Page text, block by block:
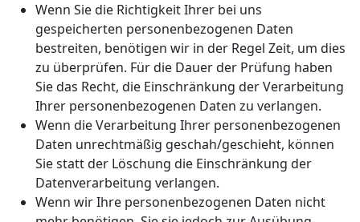
Wenn Sie die Richtigkeit Ihrer bei uns
gespeicherten personenbezogenen Daten
bestreiten, benötigen wir in der Regel Zeit, um dies
zu überprüfen. Für die Dauer der Prüfung haben
Sie das Recht, die Einschränkung der Verarbeitung
Ihrer personenbezogenen Daten zu verlangen.
Wenn die Verarbeitung Ihrer personenbezogenen
Daten unrechtmäßig geschah/geschieht, können
Sie statt der Löschung die Einschränkung der
Datenverarbeitung verlangen.
Wenn wir Ihre personenbezogenen Daten nicht